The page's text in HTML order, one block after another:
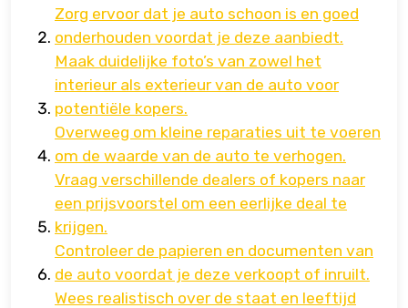
Zorg ervoor dat je auto schoon is en goed
onderhouden voordat je deze aanbiedt.
Maak duidelijke foto’s van zowel het
interieur als exterieur van de auto voor
potentiële kopers.
Overweeg om kleine reparaties uit te voeren
om de waarde van de auto te verhogen.
Vraag verschillende dealers of kopers naar
een prijsvoorstel om een eerlijke deal te
krijgen.
Controleer de papieren en documenten van
de auto voordat je deze verkoopt of inruilt.
Wees realistisch over de staat en leeftijd